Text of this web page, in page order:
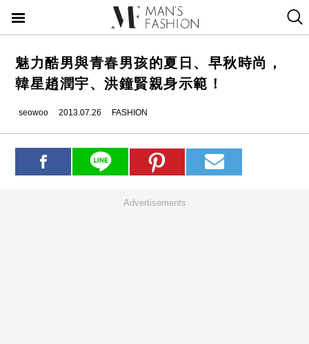
魅力酷男與青春男孩的夏日、早秋時尚，
韓星趙潤宇、洪鐘賢親身示範！
seowoo 2013.07.26 FASHION
Advertisements